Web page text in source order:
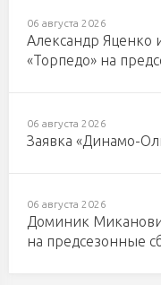
06 августа 2026
Александр Яценко
«Торпедо» на
06 августа 2026
Заявка «Динамо-
06 августа 2026
Доминик
на предсезонные